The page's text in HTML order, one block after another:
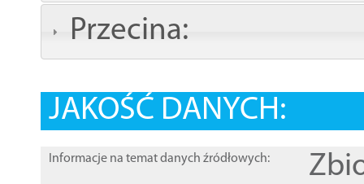
Przecina:
JAKOŚĆ DANYCH:
Informacje na temat danych źródłowych: